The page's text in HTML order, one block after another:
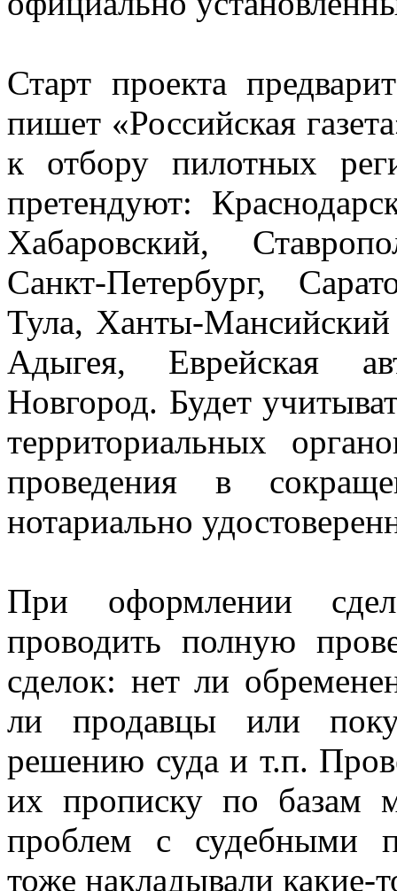
Старт проекта
пишет «Российская
к отбору пилотных
претендуют:
Хабаровский,
Санкт-Петербург,
Тула, Ханты-Мансийский
Адыгея, Еврейская
Новгород. Будет
территориальных
проведения в
нотариально
При оформлении
проводить полную
сделок: нет ли
ли продавцы или
решению суда и т.п.
их прописку по базам
проблем с судебными
тоже накладывали какие-